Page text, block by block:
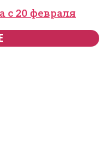
с 20 февраля